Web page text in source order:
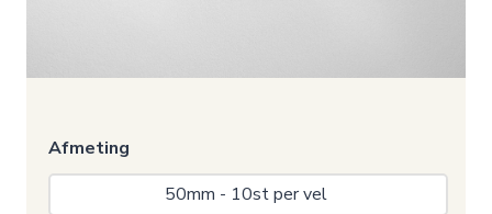
Afmeting
50mm - 10st per vel